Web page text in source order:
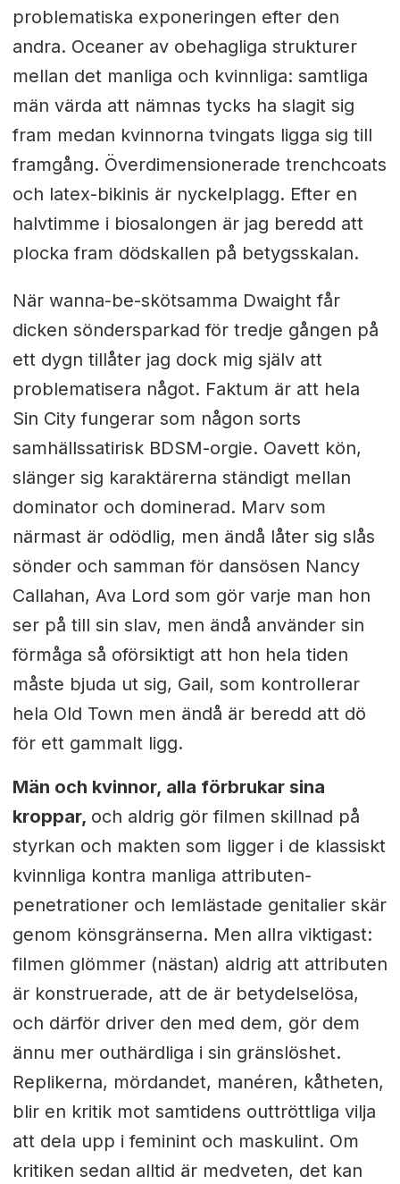
problematiska exponeringen efter den
andra. Oceaner av obehagliga strukturer
mellan det manliga och kvinnliga: samtliga
män värda att nämnas tycks ha slagit sig
fram medan kvinnorna tvingats ligga sig till
framgång. Överdimensionerade trenchcoats
och latex-bikinis är nyckelplagg. Efter en
halvtimme i biosalongen är jag beredd att
plocka fram dödskallen på betygsskalan.
När wanna-be-skötsamma Dwaight får
dicken söndersparkad för tredje gången på
ett dygn tillåter jag dock mig själv att
problematisera något. Faktum är att hela
Sin City fungerar som någon sorts
samhällssatirisk BDSM-orgie. Oavett kön,
slänger sig karaktärerna ständigt mellan
dominator och dominerad. Marv som
närmast är odödlig, men ändå låter sig slås
sönder och samman för dansösen Nancy
Callahan, Ava Lord som gör varje man hon
ser på till sin slav, men ändå använder sin
förmåga så oförsiktigt att hon hela tiden
måste bjuda ut sig, Gail, som kontrollerar
hela Old Town men ändå är beredd att dö
för ett gammalt ligg.
Män och kvinnor, alla förbrukar sina
kroppar, och aldrig gör filmen skillnad på
styrkan och makten som ligger i de klassiskt
kvinnliga kontra manliga attributen-
penetrationer och lemlästade genitalier skär
genom könsgränserna. Men allra viktigast:
filmen glömmer (nästan) aldrig att attributen
är konstruerade, att de är betydelselösa,
och därför driver den med dem, gör dem
ännu mer outhärdliga i sin gränslöshet.
Replikerna, mördandet, manéren, kåtheten,
blir en kritik mot samtidens outtröttliga vilja
att dela upp i feminint och maskulint. Om
kritiken sedan alltid är medveten, det kan